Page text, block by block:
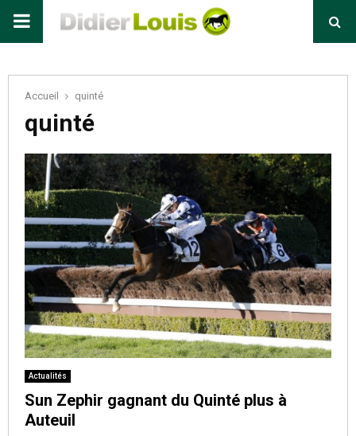
Primary
Accueil quinté
quinté
Actualités
Sun Zephir gagnant du Quinté plus à
Auteuil